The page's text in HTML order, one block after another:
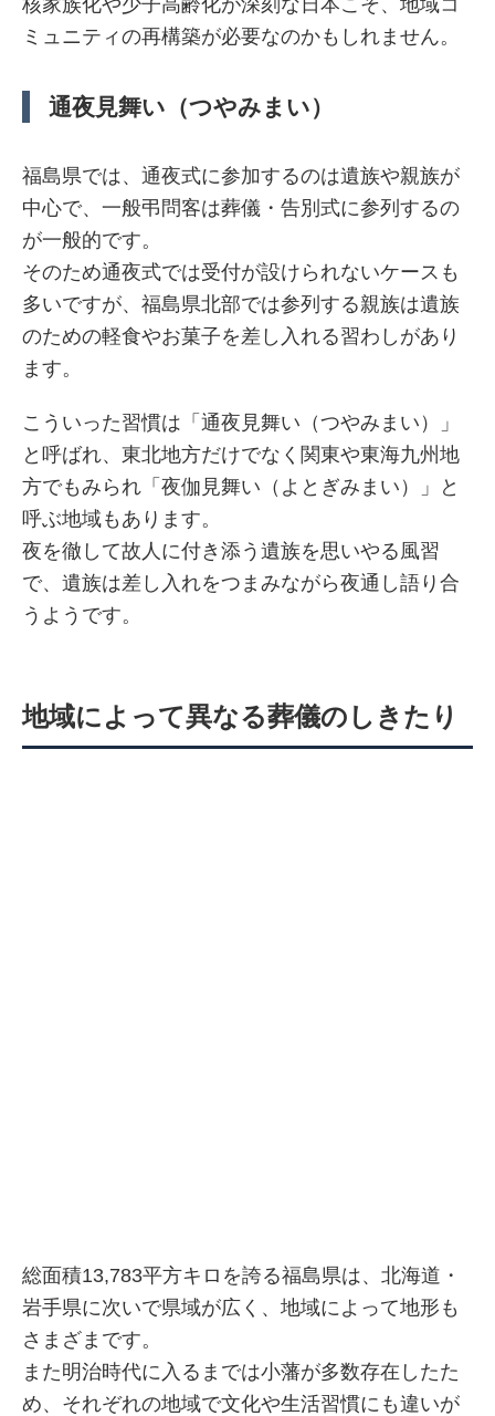
核家族化や少子高齢化が深刻な日本こそ、地域コ
ミュニティの再構築が必要なのかもしれません。
通夜見舞い（つやみまい）
福島県では、通夜式に参加するのは遺族や親族が
中心で、一般弔問客は葬儀・告別式に参列するの
が一般的です。
そのため通夜式では受付が設けられないケースも
多いですが、福島県北部では参列する親族は遺族
のための軽食やお菓子を差し入れる習わしがあり
ます。
こういった習慣は「通夜見舞い（つやみまい）」
と呼ばれ、東北地方だけでなく関東や東海九州地
方でもみられ「夜伽見舞い（よとぎみまい）」と
呼ぶ地域もあります。
夜を徹して故人に付き添う遺族を思いやる風習
で、遺族は差し入れをつまみながら夜通し語り合
うようです。
地域によって異なる葬儀のしきたり
総面積13,783平方キロを誇る福島県は、北海道・
岩手県に次いで県域が広く、地域によって地形も
さまざまです。
また明治時代に入るまでは小藩が多数存在したた
め、それぞれの地域で文化や生活習慣にも違いが